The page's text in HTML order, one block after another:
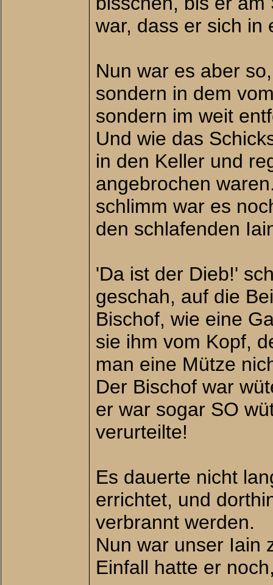
war, dass er sich in
Nun war es aber
sondern in dem
sondern im weit
Und wie das
in den Keller und
angebrochen
schlimm war es
den schlafenden
'Da ist der Dieb!'
geschah, auf die
Bischof, wie eine
sie ihm vom Kopf,
man eine Mütze
Der Bischof war
er war sogar SO
verurteilte!
Es dauerte nicht
errichtet, und
verbrannt werden.
Nun war unser Iain
Einfall hatte er